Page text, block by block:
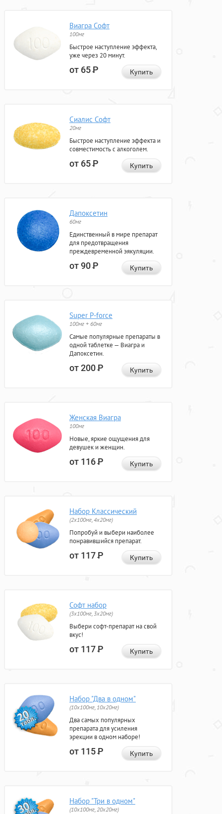
Виагра Софт
100мг
Быстрое наступление эффекта,
уже через 20 минут.
от 65Р Купить
Сиалис Софт
20мг
Быстрое наступление эффекта и
совместимость с алкоголем.
от 65Р Купить
Дапоксетин
60мг
Единственный в мире препарат
для предотвращения
преждевременной эякуляции.
от 90Р Купить
Super P-force
100мг + 60мг
Самые популярные препараты в
одной таблетке — Виагра и
Дапоксетин.
от 200Р Купить
Женская Виагра
100мг
Новые, яркие ощущения для
девушек и женщин.
от 116Р Купить
Набор Классический
(2x100мг, 4x20мг)
Попробуй и выбери наиболее
понравившийся препарат.
от 117Р Купить
Софт набор
(3x100мг, 3x20мг)
Выбери софт-препарат на свой
вкус!
от 117Р Купить
Набор "Два в одном"
(10x100мг, 10x20мг)
Два самых популярных
препарата для усиления
эрекции в одном наборе!
от 115Р Купить
Набор "Три в одном"
(10x100мг, 20x20мг)